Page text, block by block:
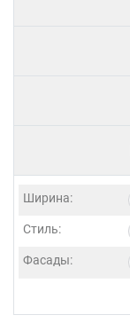
Ширина:
Стиль:
Фасады: